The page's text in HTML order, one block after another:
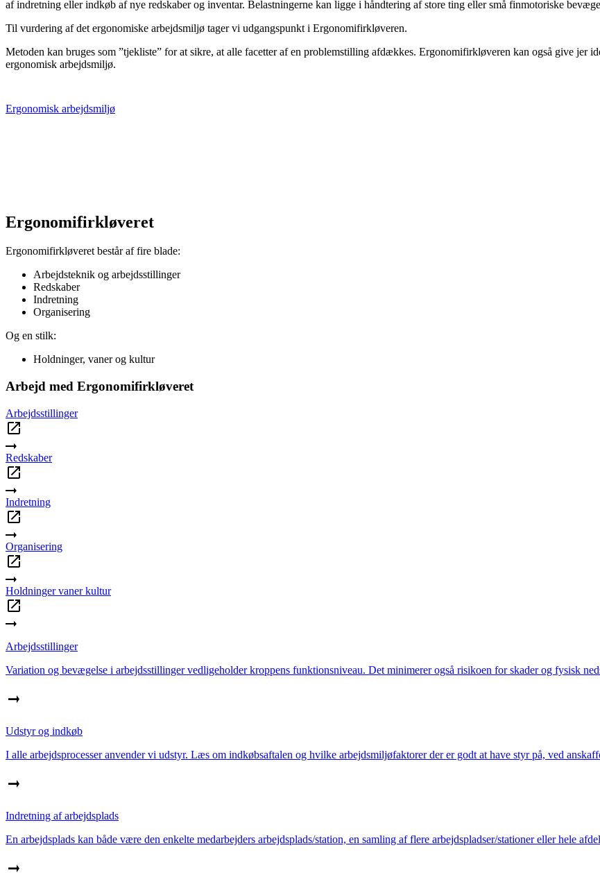
af indretning eller indkøb af nye redskaber og inventar. Belastningerne kan ligge i håndtering af store ting eller små finmotoriske
Til vurdering af det ergonomiske arbejdsmiljø tager vi udgangspunkt i Ergonomifirkløveren.
Metoden kan bruges som ”tjekliste” for at sikre, at alle facetter af en problemstilling afdækkes. Ergonomifirkløveren kan også give jer
ergonomisk arbejdsmiljø.
Ergonomisk arbejdsmiljø
Ergonomifirkløveret
Ergonomifirkløveret består af fire blade:
Arbejdsteknik og arbejdsstillinger
Redskaber
Indretning
Organisering
Og en stilk:
Holdninger, vaner og kultur
Arbejd med Ergonomifirkløveret
Arbejdsstillinger
Redskaber
Indretning
Organisering
Holdninger vaner kultur
Arbejdsstillinger
Variation og bevægelse i arbejdsstillinger vedligeholder kroppens funktionsniveau. Det minimerer også risikoen for skader og fysisk
Udstyr og indkøb
I alle arbejdsprocesser anvender vi udstyr. Læs om indkøbsaftalen og hvilke arbejdsmiljøfaktorer der er godt at have styr på, ved
Indretning af arbejdsplads
En arbejdsplads kan både være den enkelte medarbejders arbejdsplads/station, en samling af flere arbejdspladser/stationer eller hele